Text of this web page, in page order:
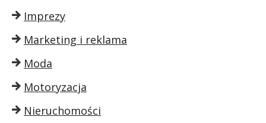
Imprezy
Marketing i reklama
Moda
Motoryzacja
Nieruchomości